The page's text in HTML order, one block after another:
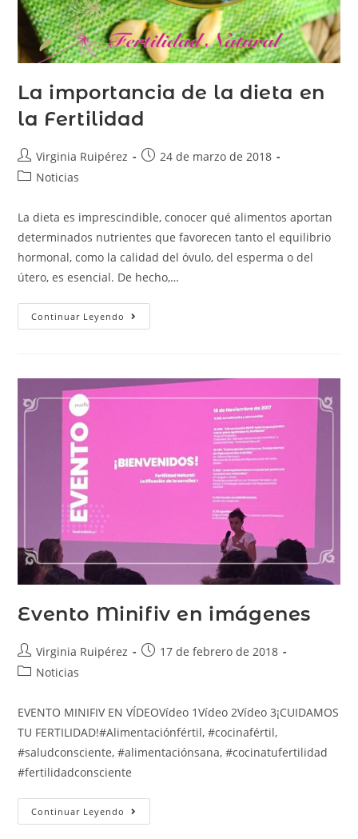
La importancia de la dieta en
la Fertilidad
Virginia Ruipérez
24 de marzo de 2018
Noticias
La dieta es imprescindible, conocer qué alimentos aportan
determinados nutrientes que favorecen tanto el equilibrio
hormonal, como la calidad del óvulo, del esperma o del
útero, es esencial. De hecho,…
Continuar Leyendo
Evento Minifiv en imágenes
Virginia Ruipérez
17 de febrero de 2018
Noticias
EVENTO MINIFIV EN VÍDEOVídeo 1Vídeo 2Vídeo 3¡CUIDAMOS
TU FERTILIDAD!#Alimentaciónfértil, #cocinafértil,
#saludconsciente, #alimentaciónsana, #cocinatufertilidad
#fertilidadconsciente
Continuar Leyendo